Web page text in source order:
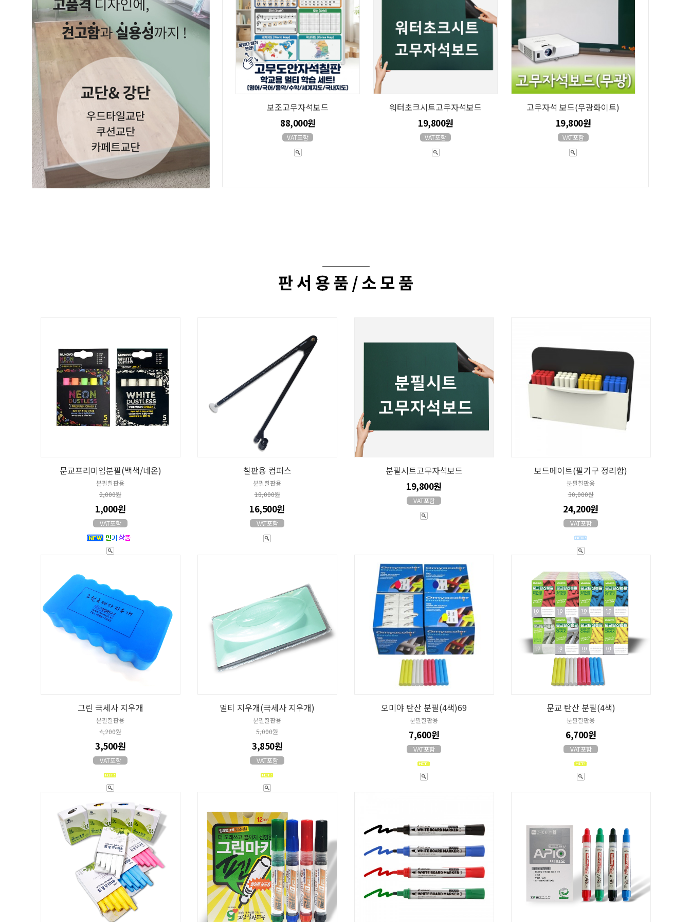
보조고무자석보드
88,000원
VAT포함
워터초크시트고무자석보드
19,800원
VAT포함
고무자석 보드(무광화이트)
19,800원
VAT포함
문교프리미엄분필(백색/네온)
분필칠판용
2,000원
1,000원
VAT포함
칠판용 컴퍼스
분필칠판용
18,000원
16,500원
VAT포함
분필시트고무자석보드
19,800원
VAT포함
보드메이트(필기구 정리함)
분필칠판용
30,000원
24,200원
VAT포함
그린 극세사 지우개
분필칠판용
4,200원
3,500원
VAT포함
멀티 지우개(극세사 지우개)
분필칠판용
5,000원
3,850원
VAT포함
오미야 탄산 분필(4색)69
분필칠판용
7,600원
VAT포함
문교 탄산 분필(4색)
분필칠판용
6,700원
VAT포함